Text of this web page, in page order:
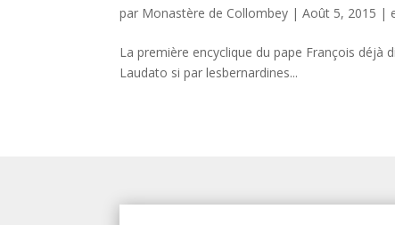
par Monastère de Collombey |Août 5, 2015 |
La première encyclique du pape François déjà
Laudato si par lesbernardines...